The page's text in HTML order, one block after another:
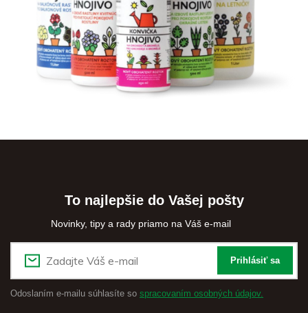
To najlepšie do Vašej pošty
Novinky, tipy a rady priamo na Váš e-mail
Prihlásiť sa
Odoslaním e-mailu súhlasíte so spracovaním osobných údajov.